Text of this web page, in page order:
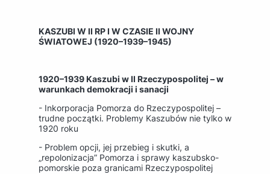
KASZUBI W II RP I W CZASIE II WOJNY
ŚWIATOWEJ (1920–1939–1945)
1920–1939 Kaszubi w II Rzeczypospolitej – w
warunkach demokracji i sanacji
- Inkorporacja Pomorza do Rzeczypospolitej –
trudne początki. Problemy Kaszubów nie tylko w
1920 roku
- Problem opcji, jej przebieg i skutki, a
„repolonizacja” Pomorza i sprawy kaszubsko-
pomorskie poza granicami Rzeczypospolitej